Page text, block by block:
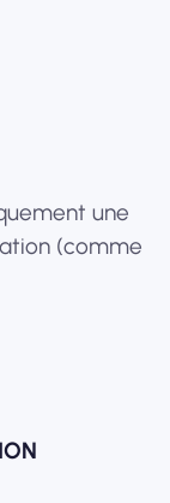
une
(comme